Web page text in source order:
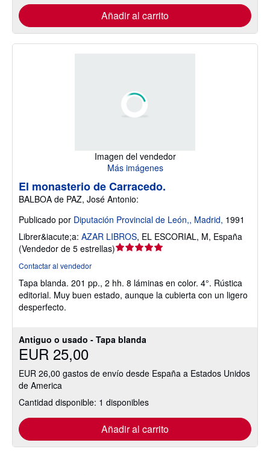
Añadir al carrito
Imagen del vendedor
Más imágenes
Antiguo o usado - Tapa blanda
EUR 25,00
EUR 26,00 gastos de envío desde España a Estados Unidos
de America
Cantidad disponible: 1 disponibles
Añadir al carrito
El monasterio de Carracedo.
BALBOA de PAZ, José Antonio:
Publicado por Diputación Provincial de León,, Madrid, 1991
Librer&iacute;a: AZAR LIBROS, EL ESCORIAL, M, España
(Vendedor de 5 estrellas)Calificación
5
de
Contactar al vendedor
Tapa blanda. 201 pp., 2 hh. 8 láminas en color. 4°. Rústica
editorial. Muy buen estado, aunque la cubierta con un ligero
desperfecto.